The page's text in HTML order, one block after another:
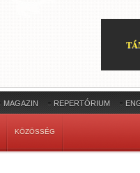
MAGAZIN REPERTÓRIUM
KÖZÖSSÉG